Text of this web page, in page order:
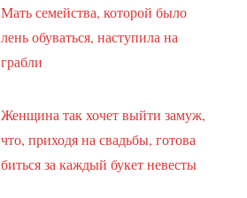
Мать семейства, которой было
лень обуваться, наступила на
грабли
Женщина так хочет выйти замуж,
что, приходя на свадьбы, готова
биться за каждый букет невесты